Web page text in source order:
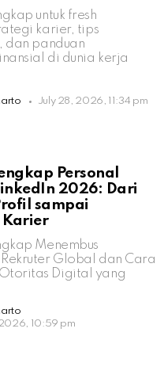
untuk fresh
karier, tips
dan panduan
di dunia kerja
July 28, 2026, 11:34 pm
Personal
2026: Dari
sampai
Karier
Menembus
Global dan Cara
Digital yang
10:59 pm